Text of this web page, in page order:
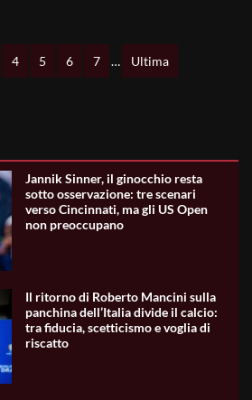
4 5 6 7 … Ultima
Jannik Sinner, il ginocchio resta
sotto osservazione: tre scenari
verso Cincinnati, ma gli US Open
non preoccupano
Il ritorno di Roberto Mancini sulla
panchina dell’Italia divide il calcio:
tra fiducia, scetticismo e voglia di
riscatto